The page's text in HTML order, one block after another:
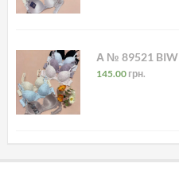
А № 89521
145.00 грн.